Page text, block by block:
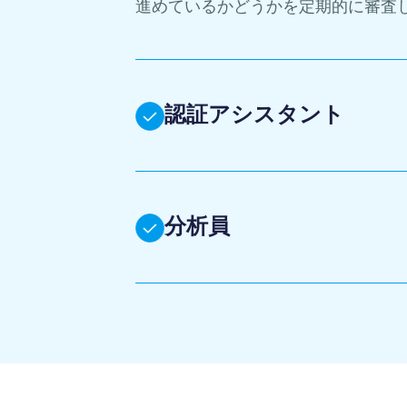
進めているかどうかを定期的に審査
認証アシスタント
分析員